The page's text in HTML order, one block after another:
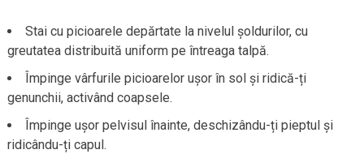
Stai cu picioarele depărtate la nivelul șoldurilor, cu
greutatea distribuită uniform pe întreaga talpă.
Împinge vârfurile picioarelor ușor în sol și ridică-ți
genunchii, activând coapsele.
Împinge ușor pelvisul înainte, deschizându-ți pieptul și
ridicându-ți capul.